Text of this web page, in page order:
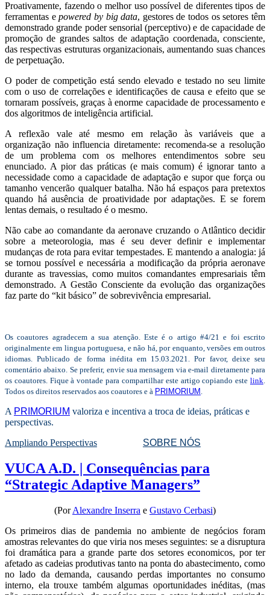
Proativamente, fazendo o melhor uso possível de diferentes tipos de
ferramentas epowered by big data, gestores de todos os setores têm
demonstrado grande poder sensorial (perceptivo) e de capacidade de
promoção de grandes saltos de adaptação coordenada, consciente,
das respectivas estruturas organizacionais, aumentando suas chances
de perpetuação.
O poder de competição está sendo elevado e testado no seu limite
com o uso de correlações e identificações de causa e efeito que se
tornaram possíveis, graças à enorme capacidade de processamento e
dos algoritmos de inteligência artificial.
A reflexão vale até mesmo em relação às variáveis que a
organização não influencia diretamente: recomenda-se a resolução
de um problema com os melhores entendimentos sobre seu
enunciado. A pior das práticas (e mais comum) é ignorar tanto a
necessidade como a capacidade de adaptação e supor que força ou
tamanho vencerão qualquer batalha. Não há espaços para pretextos
quando há ausência de proatividade por adaptações. E se forem
lentas demais, o resultado é o mesmo.
Não cabe ao comandante da aeronave cruzando o Atlântico decidir
sobre a meteorologia, mas é seu dever definir e implementar
mudanças de rota para evitar tempestades. E mantendo a analogia: já
se tornou possível e necessária a modificação da própria aeronave
durante as travessias, como muitos comandantes empresariais têm
demonstrado. A Gestão Consciente da evolução das organizações
faz parte do “kit básico” de sobrevivência empresarial.
Os coautores agradecem a sua atenção.Este é o artigo #4/21 e foi escrito
originalmente em lingua portuguesa, e não há, por enquanto, versões em outros
idiomas. Publicado de forma inédita em 15.03.2021. Por favor, deixe seu
comentário abaixo. Se preferir, envie sua mensagem via e-mail diretamente para
os coautores. Fique à vontade para compartilhar este artigo copiando este link.
Todos os direitos reservados aos coautores e à PRIMORIUM .
A PRIMORIUM valoriza e incentiva a troca de ideias, práticas e
perspectivas.
Ampliando Perspectivas
SOBRE NÓS
VUCA A.D. | Consequências para
“Strategic Adaptive Managers”
(PorAlexandre Inserra e Gustavo Cerbasi)
Os primeiros dias de pandemia no ambiente de negócios foram
amostras relevantes do que viria nos meses seguintes: se a disruptura
foi dramática para a grande parte dos setores economicos, por ter
afetado as cadeias produtivas tanto na ponta do abastecimento, como
no lado da demanda, causando perdas importantes no consumo
interno, ela trouxe também algumas oportunidades inéditas, (mas